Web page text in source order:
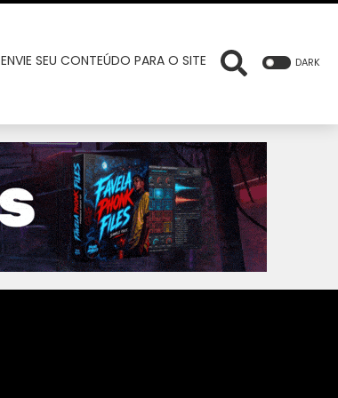
ENVIE SEU CONTEÚDO PARA O SITE DARK